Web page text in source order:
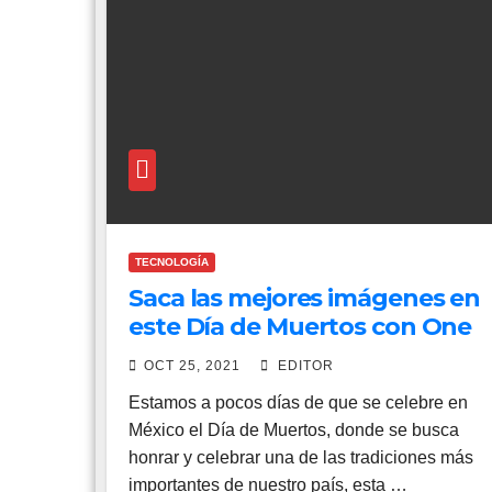
TECNOLOGÍA
Saca las mejores imágenes en
este Día de Muertos con One
Plus
OCT 25, 2021 EDITOR
Estamos a pocos días de que se celebre en
México el Día de Muertos, donde se busca
honrar y celebrar una de las tradiciones más
importantes de nuestro país, esta …